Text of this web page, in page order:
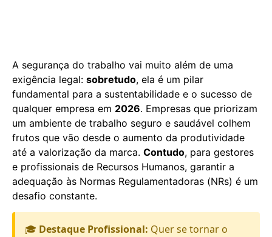
A segurança do trabalho vai muito além de uma
exigência legal: sobretudo, ela é um pilar
fundamental para a sustentabilidade e o sucesso de
qualquer empresa em 2026. Empresas que priorizam
um ambiente de trabalho seguro e saudável colhem
frutos que vão desde o aumento da produtividade
até a valorização da marca. Contudo, para gestores
e profissionais de Recursos Humanos, garantir a
adequação às Normas Regulamentadoras (NRs) é um
desafio constante.
🎓 Destaque Profissional: Quer se tornar o